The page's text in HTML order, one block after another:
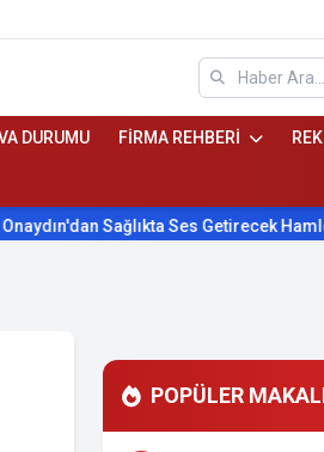
DURUMU FİRMA REHBERİ
Sağlıkta Ses Getirecek Hamle!
POPÜLER